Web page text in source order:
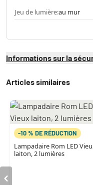
Jeu de lumière:au mur
Informations sur la
Articles similaires
-10 % DE RÉDUCTION
Lampadaire Rom LED
laiton, 2 lumières